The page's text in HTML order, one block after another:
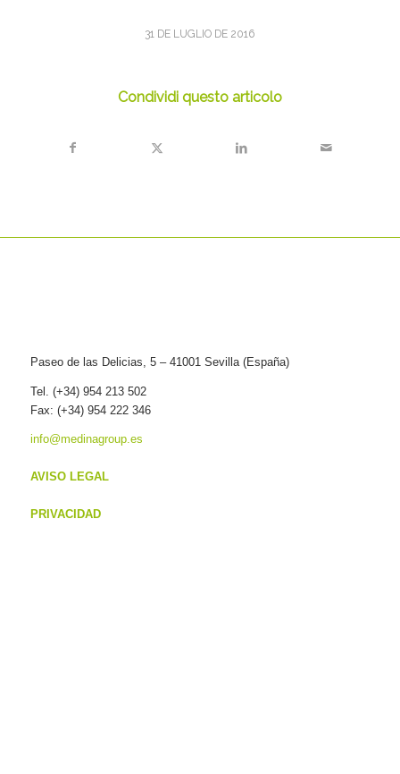
31 DE LUGLIO DE 2016
Condividi questo articolo
Paseo de las Delicias, 5 – 41001 Sevilla (España)
Tel. (+34) 954 213 502
Fax: (+34) 954 222 346
info@medinagroup.es
AVISO LEGAL
PRIVACIDAD